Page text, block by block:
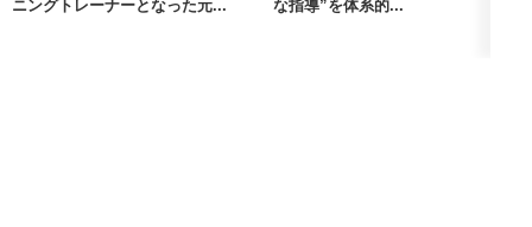
ニングトレーナーとなった元... な指導”を体系的...